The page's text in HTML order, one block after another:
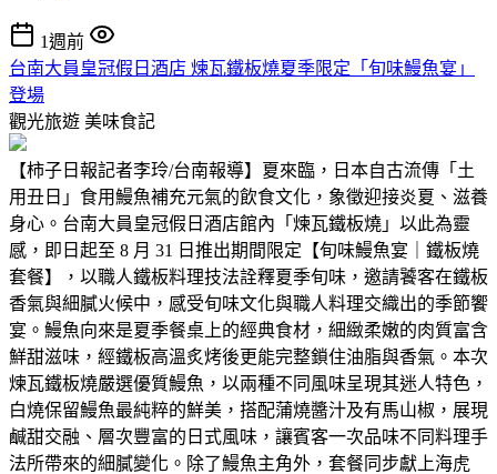
1週前
台南大員皇冠假日酒店 煉瓦鐵板燒夏季限定「旬味鰻魚宴」
登場
觀光旅遊 美味食記
【柿子日報記者李玲/台南報導】夏來臨，日本自古流傳「土
用丑日」食用鰻魚補充元氣的飲食文化，象徵迎接炎夏、滋養
身心。台南大員皇冠假日酒店館內「煉瓦鐵板燒」以此為靈
感，即日起至 8 月 31 日推出期間限定【旬味鰻魚宴｜鐵板燒
套餐】，以職人鐵板料理技法詮釋夏季旬味，邀請饕客在鐵板
香氣與細膩火候中，感受旬味文化與職人料理交織出的季節饗
宴。鰻魚向來是夏季餐桌上的經典食材，細緻柔嫩的肉質富含
鮮甜滋味，經鐵板高溫炙烤後更能完整鎖住油脂與香氣。本次
煉瓦鐵板燒嚴選優質鰻魚，以兩種不同風味呈現其迷人特色，
白燒保留鰻魚最純粹的鮮美，搭配蒲燒醬汁及有馬山椒，展現
鹹甜交融、層次豐富的日式風味，讓賓客一次品味不同料理手
法所帶來的細膩變化。除了鰻魚主角外，套餐同步獻上海虎